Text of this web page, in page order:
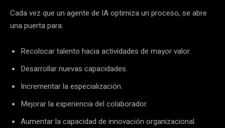
Cada vez que un agente de IA optimiza un proceso, se abre
una puerta para:
Recolocar talento hacia actividades de mayor valor.
Desarrollar nuevas capacidades.
Incrementar la especialización.
Mejorar la experiencia del colaborador.
Aumentar la capacidad de innovación organizacional.